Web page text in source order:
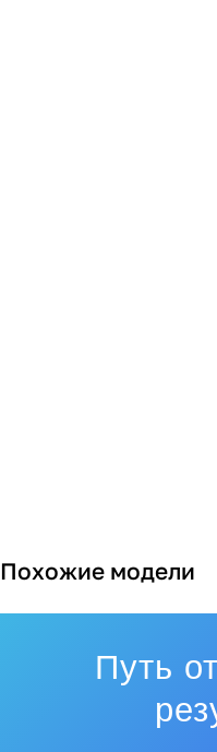
Похожие модели
Путь